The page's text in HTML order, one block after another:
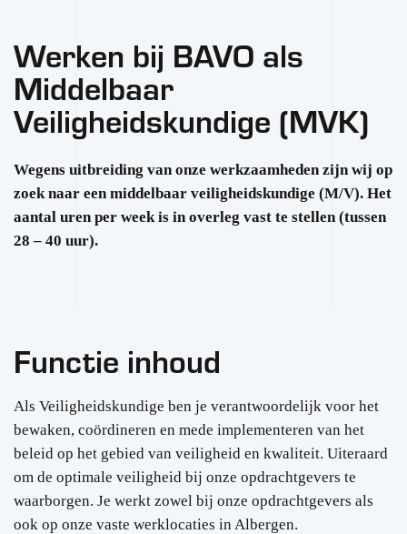
Werken bij BAVO als
Middelbaar
Veiligheidskundige (MVK)
Wegens uitbreiding van onze werkzaamheden zijn wij op
zoek naar een middelbaar veiligheidskundige (M/V). Het
aantal uren per week is in overleg vast te stellen (tussen
28 – 40 uur).
Functie inhoud
Als Veiligheidskundige ben je verantwoordelijk voor het
bewaken, coördineren en mede implementeren van het
beleid op het gebied van veiligheid en kwaliteit. Uiteraard
om de optimale veiligheid bij onze opdrachtgevers te
waarborgen. Je werkt zowel bij onze opdrachtgevers als
ook op onze vaste werklocaties in Albergen.